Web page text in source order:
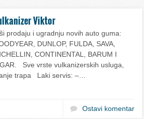
Viktor
prodaju i ugradnju novih auto guma:
DUNLOP, FULDA, SAVA,
CONTINENTAL, BARUM I
Sve vrste vulkanizerskih usluga,
trapa Laki servis: –…
Ostavi komentar